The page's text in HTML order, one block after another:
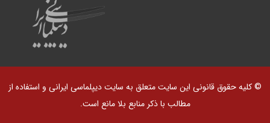
© کلیه حقوق قانونی این سایت متعلق به سایت دیپلماسی ایرانی و استفاده از
مطالب با ذکر منابع بلا مانع است.